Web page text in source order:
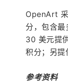
OpenArt
分，包含
30 美元提
积分；另提
参考资料